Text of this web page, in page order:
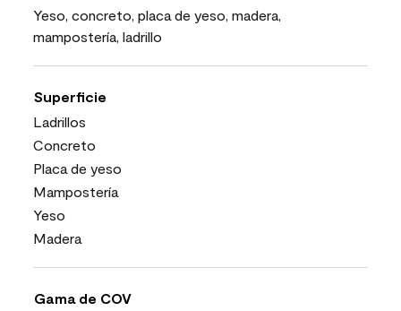
Yeso, concreto, placa de yeso, madera,
mampostería, ladrillo
Superficie
Ladrillos
Concreto
Placa de yeso
Mampostería
Yeso
Madera
Gama de COV